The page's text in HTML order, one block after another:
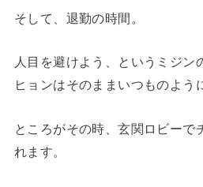
そして、退勤の時間。
人目を避けよう、というミジン
ヒョンはそのままいつものよう
ところがその時、玄関ロビーで
れます。